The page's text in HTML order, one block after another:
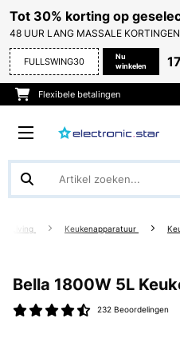
Tot 30% korting op
48 UUR LANG MASSALE
FULLSWING30
Nu
winkelen
17
Flexibele betalingen
& Living Keukenapparatuur
Bella 1800W 5L
232 Beoordelingen